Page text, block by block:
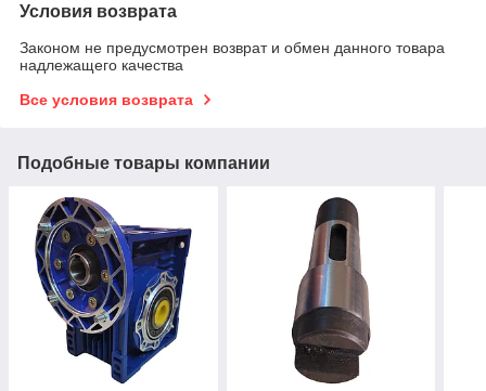
Условия возврата
Законом не предусмотрен возврат и обмен данного товара
надлежащего качества
Все условия возврата
Подобные товары компании